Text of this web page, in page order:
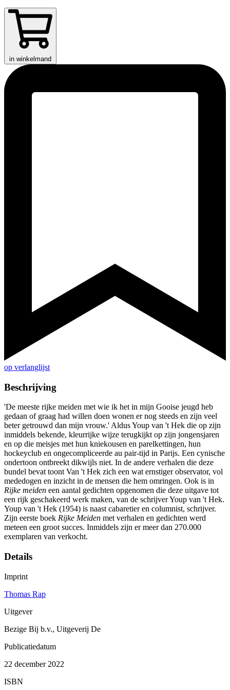
in winkelmand
op verlanglijst
Beschrijving
'De meeste rijke meiden met wie ik het in mijn Gooise jeugd heb
gedaan of graag had willen doen wonen er nog steeds en zijn veel
beter getrouwd dan mijn vrouw.' Aldus Youp van 't Hek die op zijn
inmiddels bekende, kleurrijke wijze terugkijkt op zijn jongensjaren
en op die meisjes met hun kniekousen en parelkettingen, hun
hockeyclub en ongecompliceerde au pair-tijd in Parijs. Een cynische
ondertoon ontbreekt dikwijls niet. In de andere verhalen die deze
bundel bevat toont Van 't Hek zich een wat ernstiger observator, vol
mededogen en inzicht in de mensen die hem omringen. Ook is in
Rijke meiden een aantal gedichten opgenomen die deze uitgave tot
een rijk geschakeerd werk maken, van de schrijver Youp van 't Hek.
Youp van 't Hek (1954) is naast cabaretier en columnist, schrijver.
Zijn eerste boek Rijke Meiden met verhalen en gedichten werd
meteen een groot succes. Inmiddels zijn er meer dan 270.000
exemplaren van verkocht.
Details
Imprint
Thomas Rap
Uitgever
Bezige Bij b.v., Uitgeverij De
Publicatiedatum
22 december 2022
ISBN